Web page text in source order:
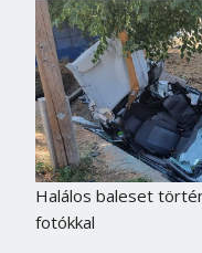
Halálos baleset
fotókkal